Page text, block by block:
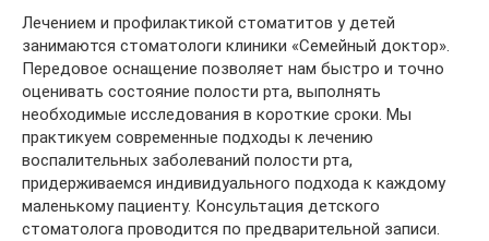
Лечением и профилактикой стоматитов у детей
занимаются стоматологи клиники «Семейный доктор».
Передовое оснащение позволяет нам быстро и точно
оценивать состояние полости рта, выполнять
необходимые исследования в короткие сроки. Мы
практикуем современные подходы к лечению
воспалительных заболеваний полости рта,
придерживаемся индивидуального подхода к каждому
маленькому пациенту. Консультация детского
стоматолога проводится по предварительной записи.